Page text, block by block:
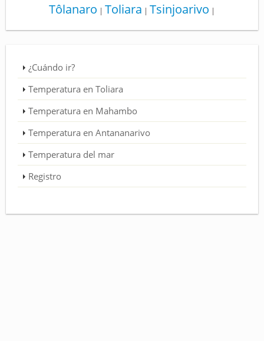
Tôlanaro | Toliara | Tsinjoarivo |
¿Cuándo ir?
Temperatura en Toliara
Temperatura en Mahambo
Temperatura en Antananarivo
Temperatura del mar
Registro